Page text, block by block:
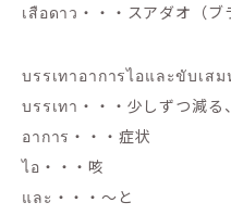
เสือดาว・・・スアダオ（ブ
บรรเทาอาการไอและขับเสม
บรรเทา・・・少しずつ減る
อาการ・・・症状
ไอ・・・咳
และ・・・～と